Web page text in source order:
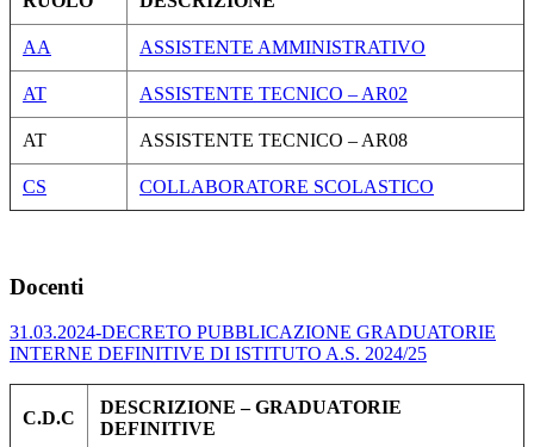
AA ASSISTENTE AMMINISTRATIVO
AT ASSISTENTE TECNICO – AR02
AT ASSISTENTE TECNICO – AR08
CS COLLABORATORE SCOLASTICO
Docenti
31.03.2024-DECRETO PUBBLICAZIONE GRADUATORIE
INTERNE DEFINITIVE DI ISTITUTO A.S. 2024/25
C.D.C
DESCRIZIONE – GRADUATORIE
DEFINITIVE